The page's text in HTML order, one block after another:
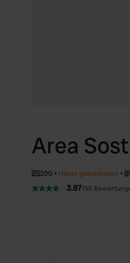
Area
200 Heute geschlossen
3.87158